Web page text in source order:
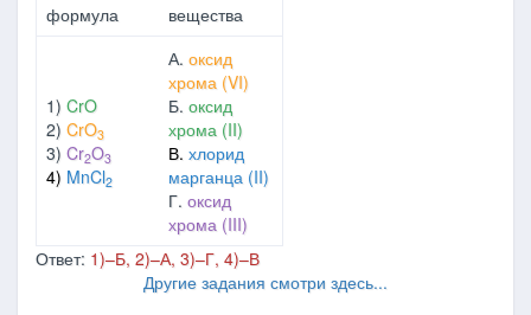
формула
вещества
1) CrO
2) CrO3
3) Cr2O3
4) MnCl2
А. оксид
хрома (VI)
Б. оксид
хрома (II)
В. хлорид
марганца (II)
Г. оксид
хрома (III)
Ответ: 1)–Б, 2)–А, 3)–Г, 4)–В
Другие задания смотри здесь...